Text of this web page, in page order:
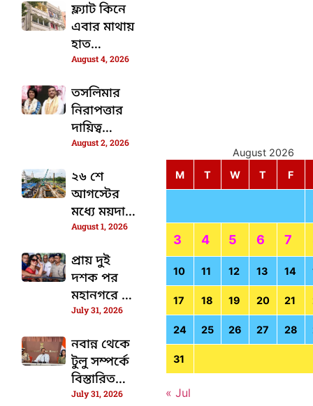
ওয়ার্ডের
সংখ্যা
ফ্ল্যাট কিনে
এবার মাথায়
হাত
পাইকপাড়ার
পরিবারের
August 4, 2026
তসলিমার
নিরাপত্তার
দায়িত্ব
নিলেন
August 2, 2026
২৬ শে
আগস্টের
মধ্যে ময়দান
মার্কেট খালি
জারি হলো
August 1, 2026
প্রায় দুই
দশক পর
মহানগরে পা
দিলেন
নাসরিন
July 31, 2026
নবান্ন থেকে
টুলু সম্পর্কে
বিস্তারিত
তথ্য দিলেন
July 31, 2026
August 2026
M
T W T F
3 4 5 6 7
10 11 12 13 14
17 18 19 20 21
24 25 26 27 28
31
« Jul